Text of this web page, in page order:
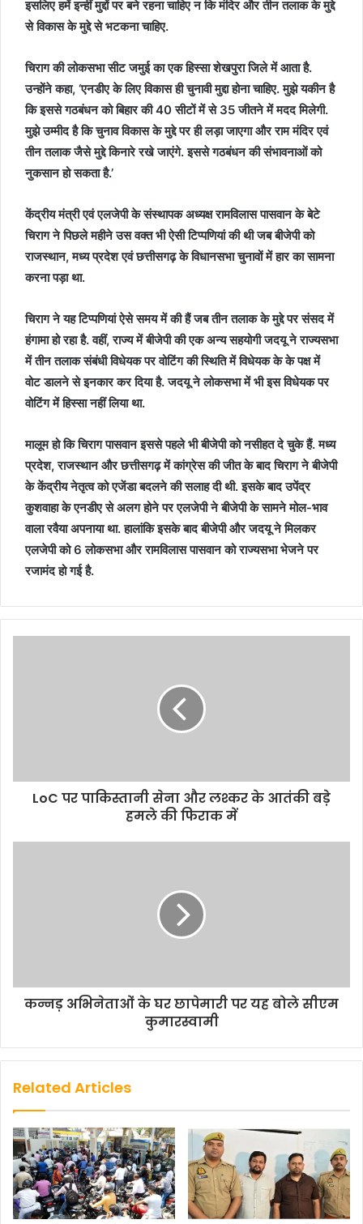
इसलिए हमें इन्हीं मुद्दों पर बने रहना चाहिए न कि मंदिर और तीन तलाक के मुद्दे
से विकास के मुद्दे से भटकना चाहिए.
चिराग की लोकसभा सीट जमुई का एक हिस्सा शेखपुरा जिले में आता है.
उन्होंने कहा, ‘एनडीए के लिए विकास ही चुनावी मुद्दा होना चाहिए. मुझे यकीन है
कि इससे गठबंधन को बिहार की 40 सीटों में से 35 जीतने में मदद मिलेगी.
मुझे उम्मीद है कि चुनाव विकास के मुद्दे पर ही लड़ा जाएगा और राम मंदिर एवं
तीन तलाक जैसे मुद्दे किनारे रखे जाएंगे. इससे गठबंधन की संभावनाओं को
नुकसान हो सकता है.’
केंद्रीय मंत्री एवं एलजेपी के संस्थापक अध्यक्ष रामविलास पासवान के बेटे
चिराग ने पिछले महीने उस वक्त भी ऐसी टिप्पणियां की थी जब बीजेपी को
राजस्थान, मध्य प्रदेश एवं छत्तीसगढ़ के विधानसभा चुनावों में हार का सामना
करना पड़ा था.
चिराग ने यह टिप्पणियां ऐसे समय में की हैं जब तीन तलाक के मुद्दे पर संसद में
हंगामा हो रहा है. वहीं, राज्य में बीजेपी की एक अन्य सहयोगी जदयू ने राज्यसभा
में तीन तलाक संबंधी विधेयक पर वोटिंग की स्थिति में विधेयक के के पक्ष में
वोट डालने से इनकार कर दिया है. जदयू ने लोकसभा में भी इस विधेयक पर
वोटिंग में हिस्सा नहीं लिया था.
मालूम हो कि चिराग पासवान इससे पहले भी बीजेपी को नसीहत दे चुके हैं. मध्य
प्रदेश, राजस्थान और छत्तीसगढ़ में कांग्रेस की जीत के बाद चिराग ने बीजेपी
के केंद्रीय नेतृत्व को एजेंडा बदलने की सलाह दी थी. इसके बाद उपेंद्र
कुशवाहा के एनडीए से अलग होने पर एलजेपी ने बीजेपी के सामने मोल-भाव
वाला रवैया अपनाया था. हालांकि इसके बाद बीजेपी और जदयू ने मिलकर
एलजेपी को 6 लोकसभा और रामविलास पासवान को राज्यसभा भेजने पर
रजामंद हो गई है.
LoC पर पाकिस्तानी सेना और लश्कर के आतंकी बड़े
हमले की फि‍राक में
कन्नड़ अभिनेताओं के घर छापेमारी पर यह बोले सीएम
कुमारस्वामी
Related Articles